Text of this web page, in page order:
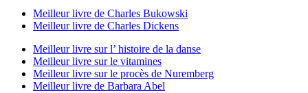
Meilleur livre de Charles Bukowski
Meilleur livre de Charles Dickens
Meilleur livre sur l’ histoire de la danse
Meilleur livre sur le vitamines
Meilleur livre sur le procès de Nuremberg
Meilleur livre de Barbara Abel